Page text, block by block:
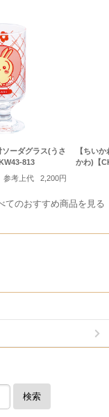
ソーダグラス(うさ
813
参考上代
2,200円
【ちい
かわ)【
てのおすすめ商品を見る
検索